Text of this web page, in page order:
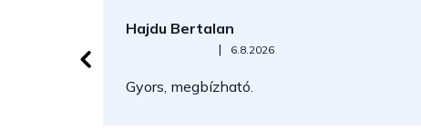
Hajdu Bertalan
Az áruház értékelése 5-ből 5 csillag.
| 6.8.2026
Gyors, megbízható.